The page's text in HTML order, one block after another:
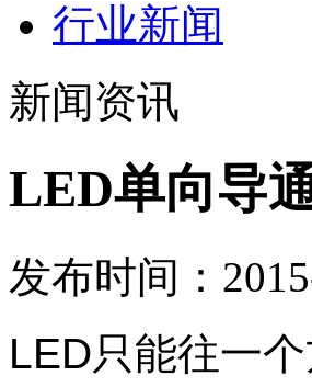
行业新闻
新闻资讯
LED单向导
发布时间：
LED只能往一